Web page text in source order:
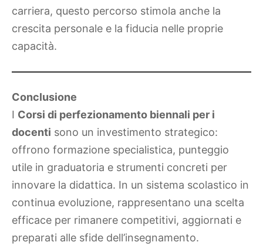
carriera, questo percorso stimola anche la
crescita personale e la fiducia nelle proprie
capacità.
Conclusione
I Corsi di perfezionamento biennali per i
docenti sono un investimento strategico:
offrono formazione specialistica, punteggio
utile in graduatoria e strumenti concreti per
innovare la didattica. In un sistema scolastico in
continua evoluzione, rappresentano una scelta
efficace per rimanere competitivi, aggiornati e
preparati alle sfide dell’insegnamento.